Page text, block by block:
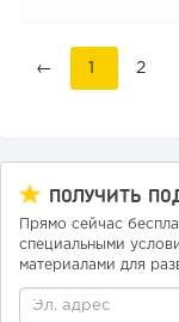
← 1 2
ПОЛУЧИТЬ
Прямо сейчас
специальными
материалами для